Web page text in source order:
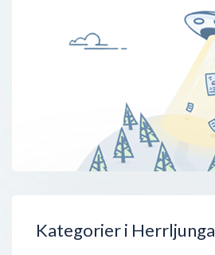
Kategorier i Herrljunga